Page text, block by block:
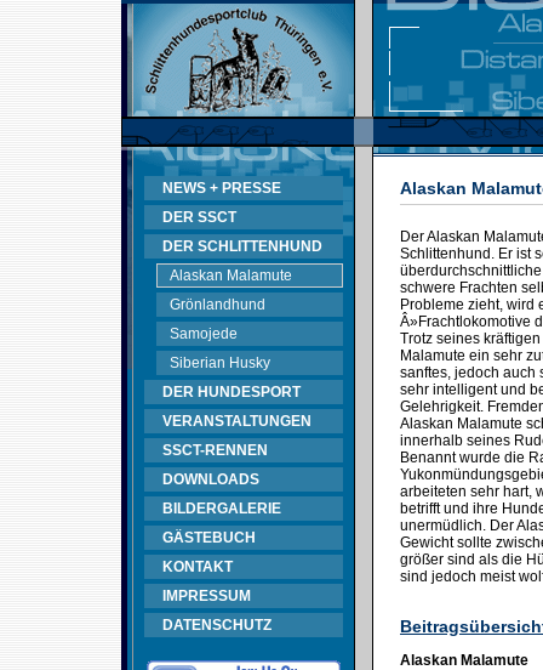
NEWS + PRESSE
DER SSCT
DER SCHLITTENHUND
Alaskan Malamute
Grönlandhund
Samojede
Siberian Husky
DER HUNDESPORT
VERANSTALTUNGEN
SSCT-RENNEN
DOWNLOADS
BILDERGALERIE
GÄSTEBUCH
KONTAKT
IMPRESSUM
DATENSCHUTZ
Alaskan
Der Alaskan
Schlittenhund. Er ist
schwere Frachten
Probleme zieht, wird
Â»Frachtlokomotive
Trotz seines
Malamute ein sehr
sanftes, jedoch auch
sehr intelligent und
Gelehrigkeit.
Alaskan Malamute
innerhalb seines
Benannt wurde die
arbeiteten sehr hart,
betrifft und ihre
unermüdlich. Der
Gewicht sollte
größer sind als die
sind jedoch meist
Alaskan Malamute